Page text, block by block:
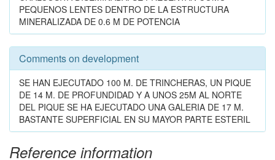
PEQUENOS LENTES DENTRO DE LA ESTRUCTURA
MINERALIZADA DE 0.6 M DE POTENCIA
Comments on development
SE HAN EJECUTADO 100 M. DE TRINCHERAS, UN PIQUE
DE 14 M. DE PROFUNDIDAD Y A UNOS 25M AL NORTE
DEL PIQUE SE HA EJECUTADO UNA GALERIA DE 17 M.
BASTANTE SUPERFICIAL EN SU MAYOR PARTE ESTERIL
Reference information